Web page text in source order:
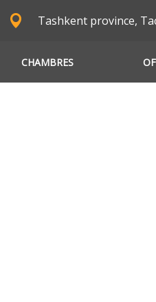
Tashkent province,
CHAMBRES